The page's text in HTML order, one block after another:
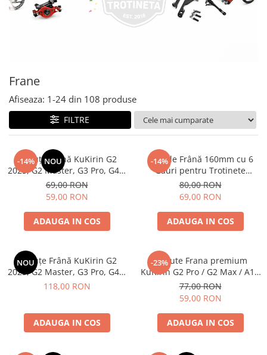
Kit complet
Placute de frana
Manete de frana
Etrieri
https://www.doctortrotineta.ro/lumini
Faruri
https://www.doctortrotineta.ro/cadru
Aparatori (aripi)
Suruburi
Cauciucuri
https://www.doctortrotineta.ro/camere-
https://www.doctortrotineta.ro/cauciucuri-
trotinete-electrice
https://www.doctortrotineta.ro/cauciucuri-
Frane
Afiseaza: 1-24 din 108 produse
FILTRE
-14% NOU
Plăcuțe Frână KuKirin G2
2025, G2 Master, G3 Pro, G4 –
Set 2 Bucăți (Față sau Spate)
Premium
69,00 RON
59,00 RON
ADAUGA IN COS
-14%
Disc de Frână 160mm cu 6
Găuri pentru Trotinete
Electrice KuKirin G4 (Model
2025) și KuKirin G2 –
Performanță Premium
80,00 RON
69,00 RON
ADAUGA IN COS
NOU
Plăcuțe Frână KuKirin G2
2025, G2 Master, G3 Pro, G4 –
4 Bucăți (Set Complet Față +
118,00 RON
ADAUGA IN COS
-23%
Placute Frana premium
KuKirin G2 Pro / G2 Max / A1 /
M4 Max Semi-Metalice
77,00 RON
59,00 RON
ADAUGA IN COS